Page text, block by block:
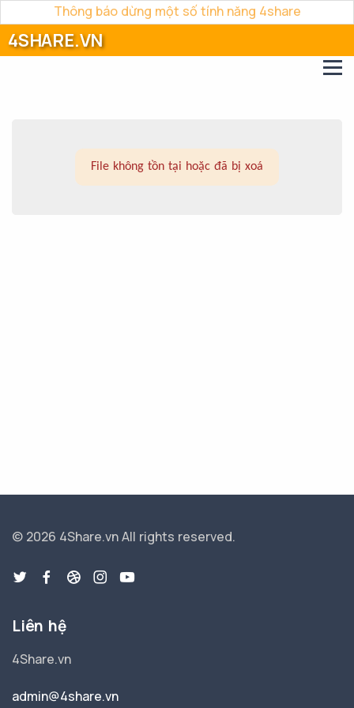
Thông báo dừng một số tính năng 4share
4SHARE.VN
File không tồn tại hoặc đã bị xoá
© 2026 4Share.vnAll rights reserved.
Liên hệ
4Share.vn
admin@4share.vn